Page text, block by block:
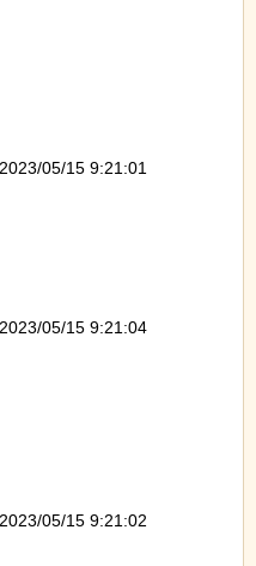
05/15 9:21:01
05/15 9:21:04
05/15 9:21:02